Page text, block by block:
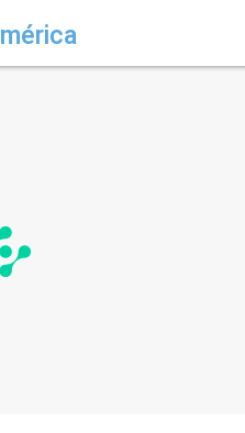
mérica